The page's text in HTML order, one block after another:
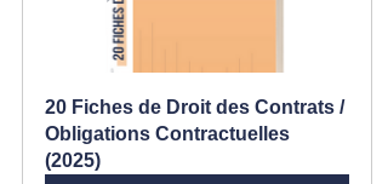
20 Fiches de Droit des Contrats /
Obligations Contractuelles
(2025)